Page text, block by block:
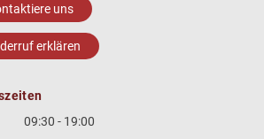
uns
erklären
09:30 - 19:00